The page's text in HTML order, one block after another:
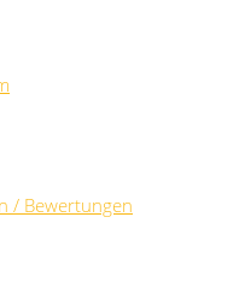
/ Bewertungen